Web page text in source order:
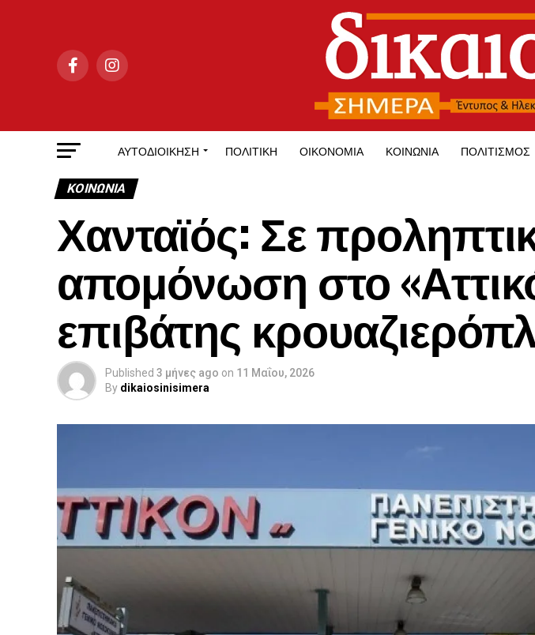
ΑΥΤΟΔΙΟΊΚΗΣΗ ΠΟΛΙΤΙΚΉ ΟΙΚΟΝΟΜΊΑ ΚΟΙΝΩΝΊΑ ΠΟΛΙΤΙΣΜΌΣ
ΚΟΙΝΩΝΊΑ
Χανταϊός: Σε
απομόνωση στο
επιβάτης
Published 3 μήνες ago on 11 Μαΐου, 2026
By dikaiosinisimera